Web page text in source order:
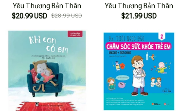
Yêu Thương Bản Thân
$20.99 USD $28.99 USD
Yêu Thương Bản Thân
$21.99 USD